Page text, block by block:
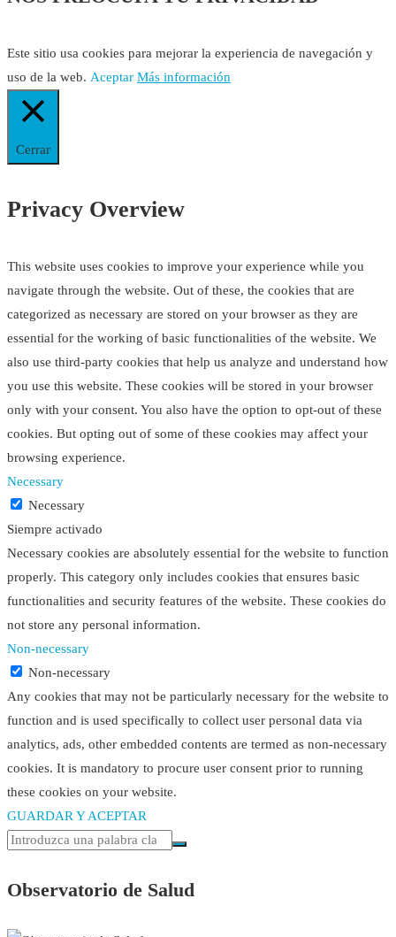
Este sitio usa cookies para mejorar la experiencia de navegación y
uso de la web. Aceptar Más información
Cerrar
Privacy Overview
This website uses cookies to improve your experience while you
navigate through the website. Out of these, the cookies that are
categorized as necessary are stored on your browser as they are
essential for the working of basic functionalities of the website. We
also use third-party cookies that help us analyze and understand how
you use this website. These cookies will be stored in your browser
only with your consent. You also have the option to opt-out of these
cookies. But opting out of some of these cookies may affect your
browsing experience.
Necessary
Necessary
Siempre activado
Necessary cookies are absolutely essential for the website to function
properly. This category only includes cookies that ensures basic
functionalities and security features of the website. These cookies do
not store any personal information.
Non-necessary
Non-necessary
Any cookies that may not be particularly necessary for the website to
function and is used specifically to collect user personal data via
analytics, ads, other embedded contents are termed as non-necessary
cookies. It is mandatory to procure user consent prior to running
these cookies on your website.
GUARDAR Y ACEPTAR
Observatorio de Salud